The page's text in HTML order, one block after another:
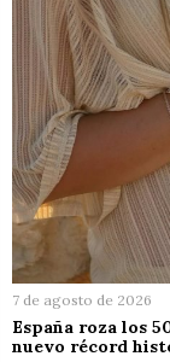
7 de agosto de 2026
España roza los
nuevo récord